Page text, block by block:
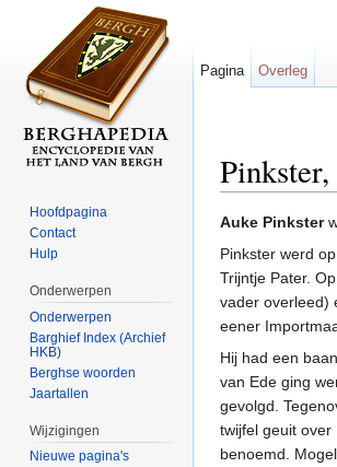
Auke Pinkster
Pinkster werd
Trijntje Pater.
vader overleed)
eener
Hij had een
van Ede ging
gevolgd.
twijfel geuit over
benoemd.
Pagina Overleg
Hoofdpagina
Contact
Hulp
Onderwerpen
Onderwerpen
Barghief Index (Archief
HKB)
Berghse woorden
Jaartallen
Wijzigingen
Nieuwe pagina's